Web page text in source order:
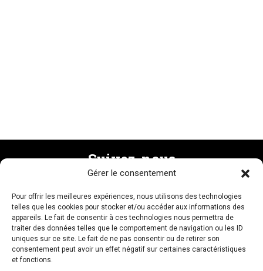
Gérer le consentement
Pour offrir les meilleures expériences, nous utilisons des technologies
telles que les cookies pour stocker et/ou accéder aux informations des
appareils. Le fait de consentir à ces technologies nous permettra de
traiter des données telles que le comportement de navigation ou les ID
uniques sur ce site. Le fait de ne pas consentir ou de retirer son
consentement peut avoir un effet négatif sur certaines caractéristiques
et fonctions.
Suivez-nous
Recevez la newsletter